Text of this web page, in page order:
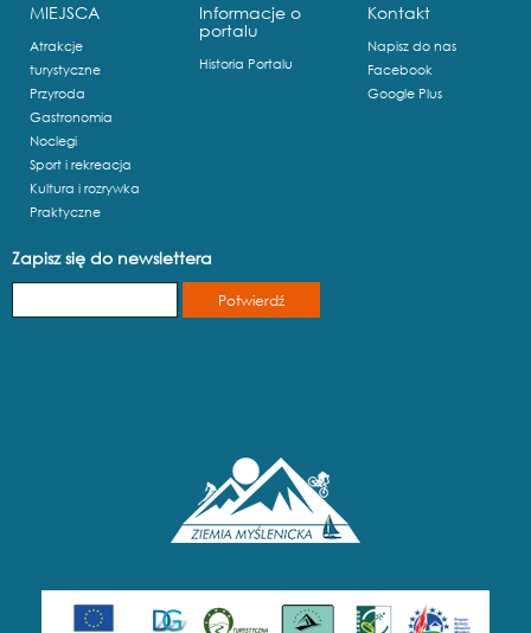
MIEJSCA
Atrakcje
turystyczne
Przyroda
Gastronomia
Noclegi
Sport i rekreacja
Kultura i rozrywka
Praktyczne
Informacje o
portalu
Historia Portalu
Kontakt
Napisz do nas
Facebook
Google Plus
Zapisz się do newslettera